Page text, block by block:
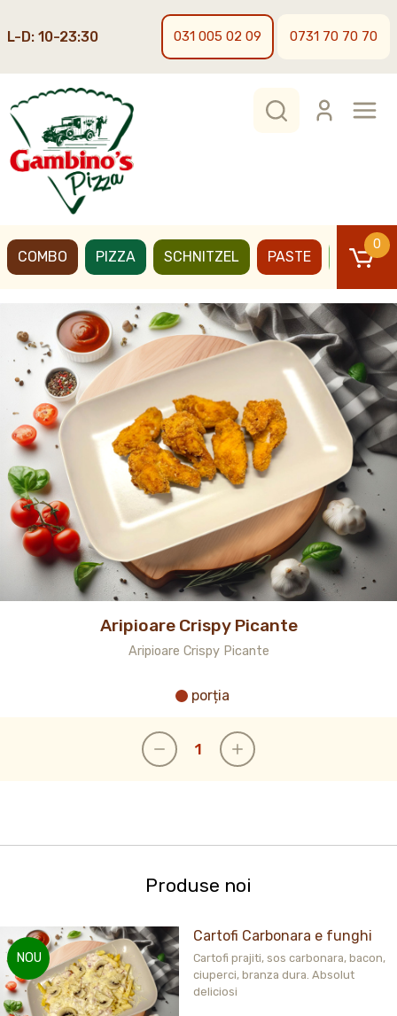
L-D: 10-23:30 031 005 02 09 0731 70 70 70
COMBO PIZZA SCHNITZEL PASTE BURGERI
0
Aripioare Crispy Picante
Aripioare Crispy Picante
porția
Produse noi
NOU
Cartofi Carbonara e funghi
Cartofi prajiti, sos carbonara, bacon,
ciuperci, branza dura. Absolut
deliciosi